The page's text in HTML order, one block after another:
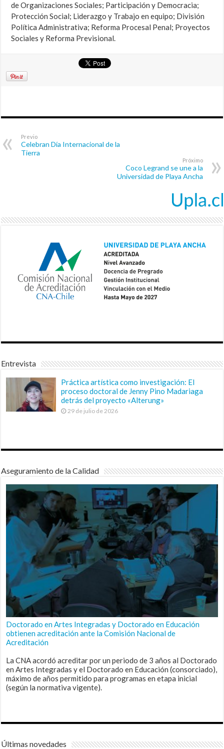
de Organizaciones Sociales; Participación y Democracia;
Protección Social; Liderazgo y Trabajo en equipo; División
Política Administrativa; Reforma Procesal Penal; Proyectos
Sociales y Reforma Previsional.
Previo
Celebran Día Internacional de la
Tierra
Próximo
Coco Legrand se une a la
Universidad de Playa Ancha
Entrevista
Práctica artística como investigación: El
proceso doctoral de Jenny Pino Madariaga
detrás del proyecto «Alterung»
29 de julio de 2026
Aseguramiento de la Calidad
Doctorado en Artes Integradas y Doctorado en Educación
obtienen acreditación ante la Comisión Nacional de
Acreditación
La CNA acordó acreditar por un periodo de 3 años al Doctorado
en Artes Integradas y el Doctorado en Educación (consorciado),
máximo de años permitido para programas en etapa inicial
(según la normativa vigente).
Últimas novedades